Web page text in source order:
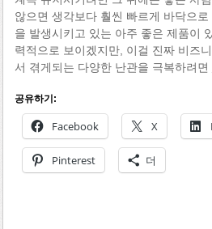
않으면 생각보다 훨씬 빠르게 바닥으
을 발생시키고 있는 아주 좋은 제품이
력적으로 보이겠지만, 이걸 진짜 비즈
서 겪게되는 다양한 난관을 극복하려면
공유하기:
Facebook X
Pinterest 더